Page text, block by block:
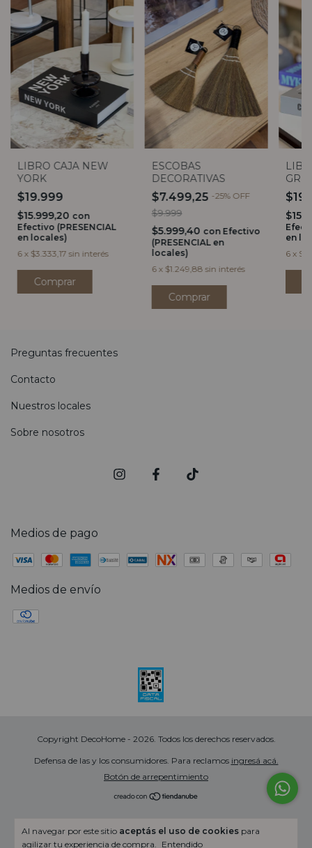
Al navegar por este sitio aceptás el uso de cookies para
agilizar tu experiencia de compra. Entendido
LIBRO CAJA NEW
YORK
$19.999
$15.999,20 con
Efectivo (PRESENCIAL
en locales)
6 x $3.333,17 sin interés
ESCOBAS
DECORATIVAS
$7.499,25 -25% OFF
$9.999
$5.999,40 con Efectivo
(PRESENCIAL en
locales)
6 x $1.249,88 sin interés
Comprar
GRIS
en
6 x
Preguntas frecuentes
Contacto
Nuestros locales
Sobre nosotros
Medios de pago
Medios de envío
Copyright DecoHome - 2026. Todos los derechos reservados.
Defensa de las y los consumidores. Para reclamos ingresá acá.
Botón de arrepentimiento